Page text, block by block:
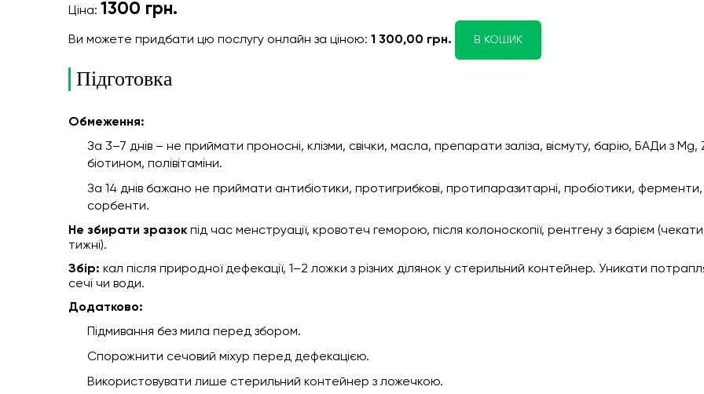
Ціна: 1300 грн.
Ви можете придбати цю послугу онлайн за ціною: 1 300,00 грн. В КОШИК
Підготовка
Обмеження:
За 3–7 днів – не приймати проносні, клізми, свічки, масла, препарати заліза, вісмуту, барію, БАДи з Mg,
біотином, полівітаміни.
За 14 днів бажано не приймати антибіотики, протигрибкові, протипаразитарні, пробіотики, ферменти,
сорбенти.
Не збирати зразок під час менструації, кровотеч геморою, після колоноскопії, рентгену з барієм
тижні).
Збір: кал після природної дефекації, 1–2 ложки з різних ділянок у стерильний контейнер. Уникати
сечі чи води.
Додатково:
Підмивання без мила перед збором.
Спорожнити сечовий міхур перед дефекацією.
Використовувати лише стерильний контейнер з ложечкою.